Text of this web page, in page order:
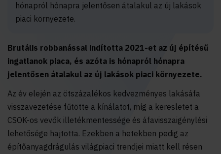
hónapról hónapra jelentősen átalakul az új lakások
piaci környezete.
Brutális robbanással indította 2021-et az új építésű
ingatlanok piaca, és azóta is hónapról hónapra
jelentősen átalakul az új lakások piaci környezete.
Az év elején az ötszázalékos kedvezményes lakásáfa
visszavezetése fűtötte a kínálatot, míg a keresletet a
CSOK-os vevők illetékmentessége és áfavisszaigénylési
lehetősége hajtotta. Ezekben a hetekben pedig az
építőanyagdrágulás világpiaci trendjei miatt kell résen